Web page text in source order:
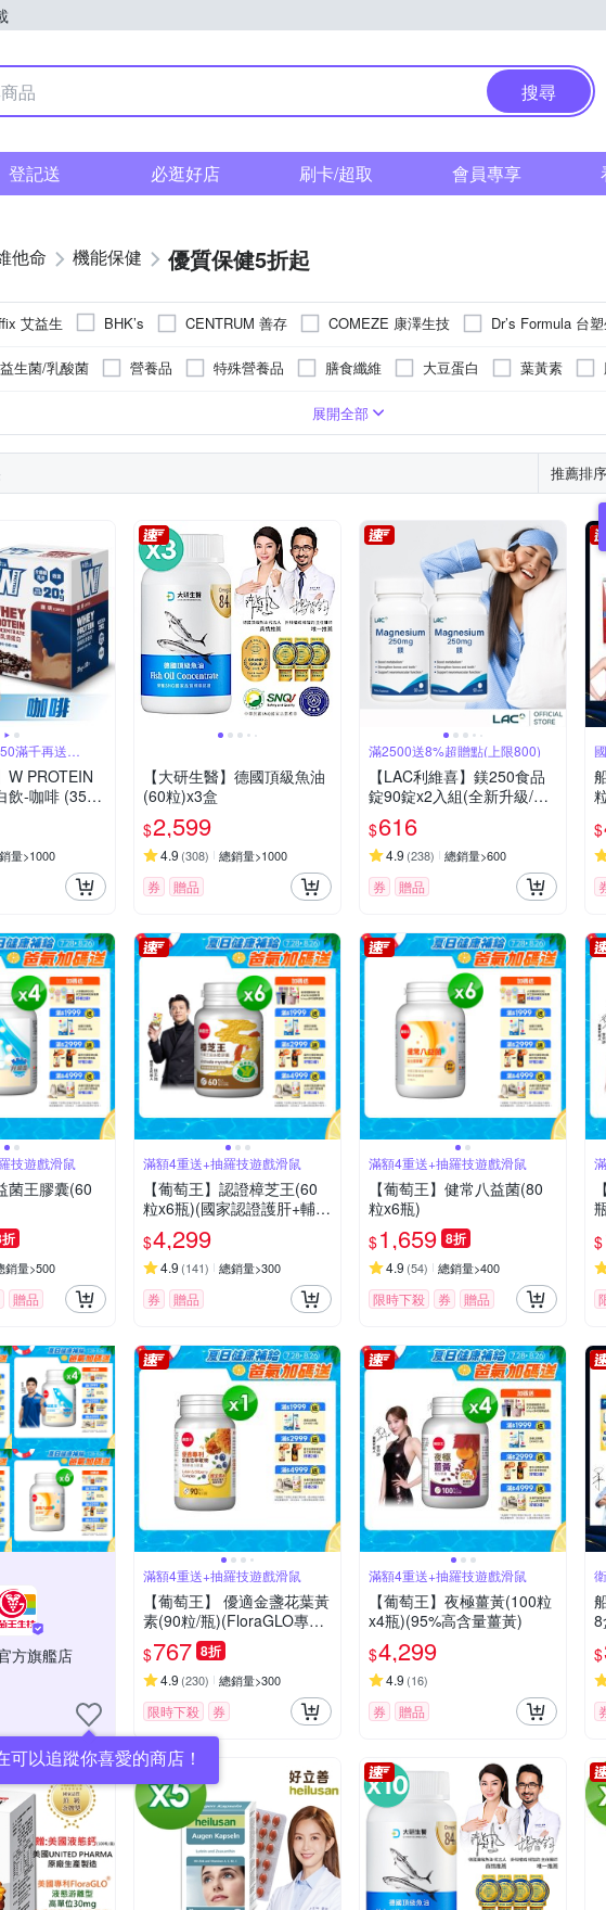
心
搜尋
登記送 必逛好店 刷卡/超取 會員專享
他命 機能保健 優質保健5折起
艾益生 BHK’s CENTRUM 善存 COMEZE 康澤生技 Dr’s Formula 台
MYPROTEIN OMRON 歐姆龍 QUAKER 桂格 RED COW 紅牛
義美生醫 老協珍 葡萄王 補體素 達摩本草
益生菌/乳酸菌 營養品 特殊營養品 膳食纖維 大豆蛋白 葉黃素
酵素
他命E 瑪卡 精胺酸 白腎豆 生物素 葉酸 卵磷脂 蜆錠
蔓越莓
固狀/條狀 軟糖
電子式
展開全部
推薦排序
滿千再送
W PROTEIN
飲-咖啡 (35g*
量>1000
【大研生醫】德國頂級魚油
(60粒)x3盒
$2,599
4.9 (308) 總銷量>1000
券 贈品
滿2500送8%超贈點(上限800)
【LAC利維喜】鎂250食品
錠90錠x2入組(全新升級/代
謝力up/素食錠劑/幫助睡眠/
快速到貨)
$616
4.9 (238) 總銷量>600
券 贈品
肪
$
技遊戲滑鼠
菌王膠囊(60
銷量>500
贈品
滿額4重送+抽羅技遊戲滑鼠
【葡萄王】認證樟芝王(60
粒x6瓶)(國家認證護肝+輔助
調節血壓 幫助入睡 )
$4,299
4.9 (141) 總銷量>300
券 贈品
滿額4重送+抽羅技遊戲滑鼠
【葡萄王】健常八益菌(80
粒x6瓶)
$1,659 8折
4.9 (54) 總銷量>400
限時下殺 券 贈品
$
方旗艦店
可以追蹤你喜愛的商店！
滿額4重送+抽羅技遊戲滑鼠
【葡萄王】 優適金盞花葉黃
素(90粒/瓶)(FloraGLO專利
葉黃素)
$767 8折
4.9 (230) 總銷量>300
限時下殺 券
滿額4重送+抽羅技遊戲滑鼠
【葡萄王】夜極薑黃(100粒
x4瓶)(95%高含量薑黃)
$4,299
4.9 (16)
券 贈品
8
$